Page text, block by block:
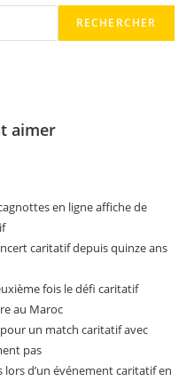
RECHERCHER
aimer
en ligne affiche de
caritatif depuis quinze ans
fois le défi caritatif
au Maroc
pour un match caritatif avec
pas
d’un événement caritatif en